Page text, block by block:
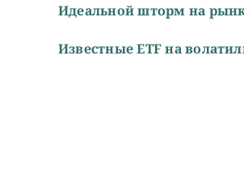
Идеальной шторм на
Известные ETF на